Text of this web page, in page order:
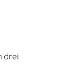
drei